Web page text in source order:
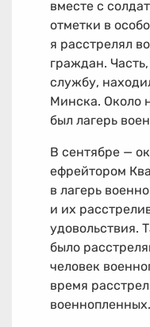
вместе с
отметки в
я расстрелял
граждан.
службу,
Минска. Около
был лагерь
В сентябре —
ефрейтором
в лагерь
и их
удовольствия.
было
человек
время
военнопленных.